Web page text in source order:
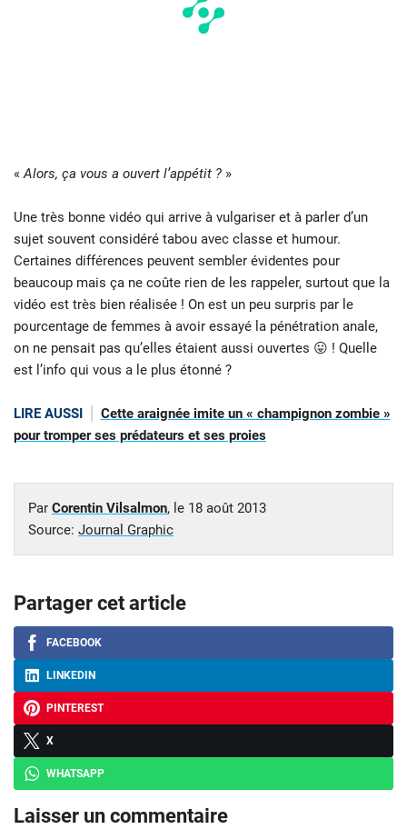
«Alors, ça vous a ouvert l’appétit ? »
Une très bonne vidéo qui arrive à vulgariser et à parler d’un
sujet souvent considéré tabou avec classe et humour.
Certaines différences peuvent sembler évidentes pour
beaucoup mais ça ne coûte rien de les rappeler, surtout que la
vidéo est très bien réalisée ! On est un peu surpris par le
pourcentage de femmes à avoir essayé la pénétration anale,
on ne pensait pas qu’elles étaient aussi ouvertes 😛 ! Quelle
est l’info qui vous a le plus étonné ?
LIRE AUSSI
Cette araignée imite un « champignon zombie »
pour tromper ses prédateurs et ses proies
Par Corentin Vilsalmon, le 18 août 2013
Source: Journal Graphic
Partager cet article
FACEBOOK
LINKEDIN
PINTEREST
X
WHATSAPP
Laisser un commentaire